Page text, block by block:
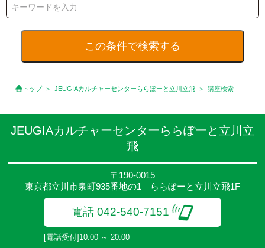
トップ JEUGIAカルチャーセンターららぽーと立川立飛 講座検索
JEUGIAカルチャーセンターららぽーと立川立
飛
〒190-0015
東京都立川市泉町935番地の1 ららぽーと立川立飛1F
電話 042-540-7151
[電話受付]10:00 ～ 20:00